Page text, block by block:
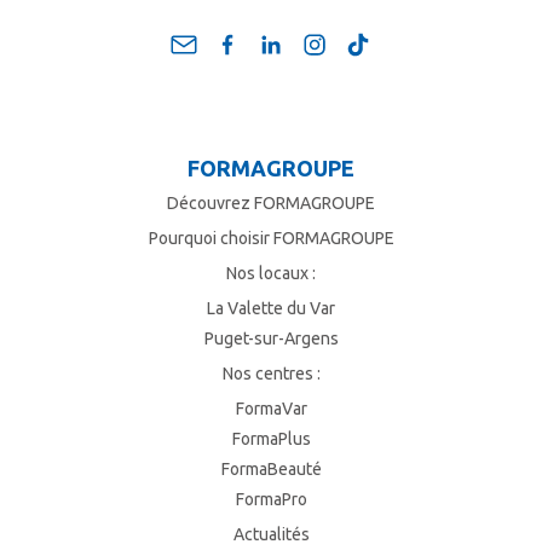
FORMAGROUPE
Découvrez FORMAGROUPE
Pourquoi choisir FORMAGROUPE
Nos locaux :
La Valette du Var
Puget-sur-Argens
Nos centres :
FormaVar
FormaPlus
FormaBeauté
FormaPro
Actualités